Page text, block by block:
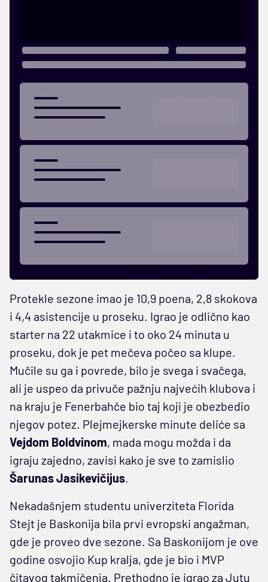
Protekle sezone imao je 10,9 poena, 2,8 skokova
i 4,4 asistencije u proseku. Igrao je odlično kao
starter na 22 utakmice i to oko 24 minuta u
proseku, dok je pet mečeva počeo sa klupe.
Mučile su ga i povrede, bilo je svega i svačega,
ali je uspeo da privuče pažnju najvećih klubova i
na kraju je Fenerbahče bio taj koji je obezbedio
njegov potez. Plejmejkerske minute deliće sa
Vejdom Boldvinom, mada mogu možda i da
igraju zajedno, zavisi kako je sve to zamislio
Šarunas Jasikevičijus.
Nekadašnjem studentu univerziteta Florida
Stejt je Baskonija bila prvi evropski angažman,
gde je proveo dve sezone. Sa Baskonijom je ove
godine osvojio Kup kralja, gde je bio i MVP
čitavog takmičenja. Prethodno je igrao za Jutu